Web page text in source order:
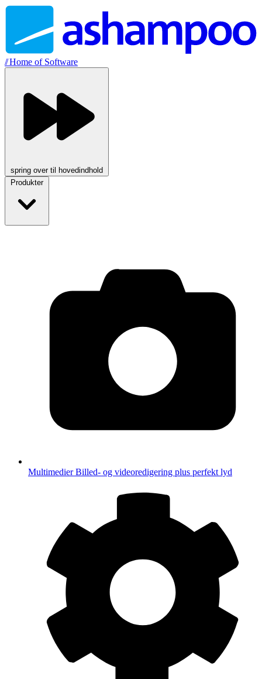
//Home of Software
spring over til hovedindhold
Produkter
MultimedierBilled- og videoredigering plus perfekt lyd